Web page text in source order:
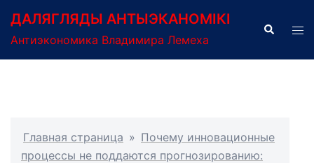
содержимому
ДАЛЯГЛЯДЫ АНТЫЭКАНОМІКІ
Антиэкономика Владимира Лемеха
Поиск
Главная страница » Почему инновационные
процессы не поддаются прогнозированию: